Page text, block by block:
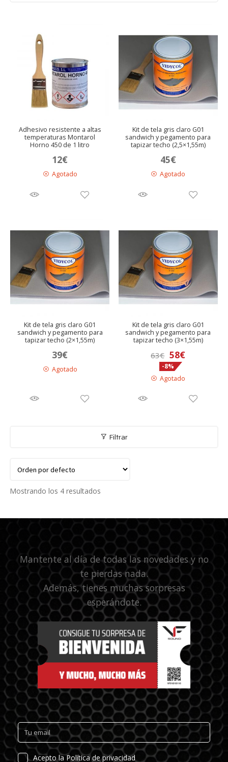
Adhesivo resistente a altas
temperaturas Montarol
Horno 450 de 1 litro
12€
Agotado
Kit de tela gris claro G01
sandwich y pegamento para
tapizar techo (2,5×1,55m)
45€
Agotado
Kit de tela gris claro G01
sandwich y pegamento para
tapizar techo (2×1,55m)
39€
Agotado
Kit de tela gris claro G01
sandwich y pegamento para
tapizar techo (3×1,55m)
63€ El
precio
original
58€El
es:
-8%
Agotado
Filtrar
Mostrando los 4 resultados
Mantente al día de todas las novedades y no
te pierdas nada.
Además, tienes muchas sorpresas
esperándote.